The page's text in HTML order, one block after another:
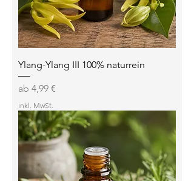
Ylang-Ylang III 100% naturrein
ab 4,99 €
Sale-Preis
inkl. MwSt.